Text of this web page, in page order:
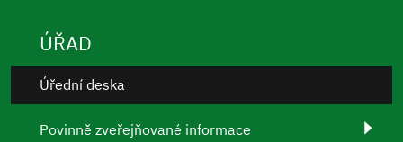
ÚŘAD
Úřední deska
Povinně zveřejňované informace